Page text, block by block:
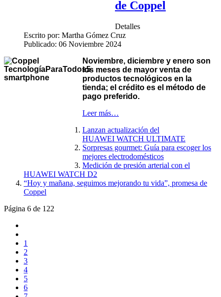
de Coppel
Detalles
Escrito por: Martha Gómez Cruz
Publicado: 06 Noviembre 2024
Noviembre, diciembre y enero son
los meses de mayor venta de
productos tecnológicos en la
tienda; el crédito es el método de
pago preferido.
Leer más…
Lanzan actualización del
HUAWEI WATCH ULTIMATE
Sorpresas gourmet: Guía para escoger los
mejores electrodomésticos
Medición de presión arterial con el
HUAWEI WATCH D2
“Hoy y mañana, seguimos mejorando tu vida”, promesa de
Coppel
Página 6 de 122
1
2
3
4
5
6